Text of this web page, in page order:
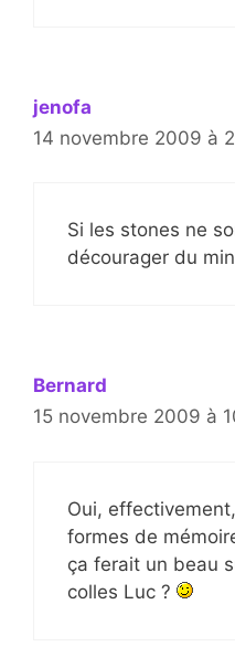
jenofa
14 novembre 2009 à
Si les stones ne
décourager du
Bernard
15 novembre 2009 à
Oui,
formes de
ça ferait un beau
colles Luc ?